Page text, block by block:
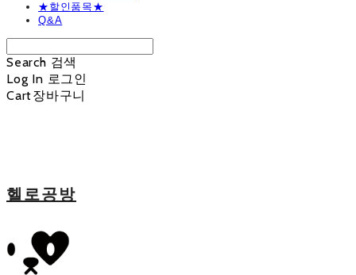
★할인품목★
Q&A
Search 검색
Log In 로그인
Cart장바구니
헬로공방